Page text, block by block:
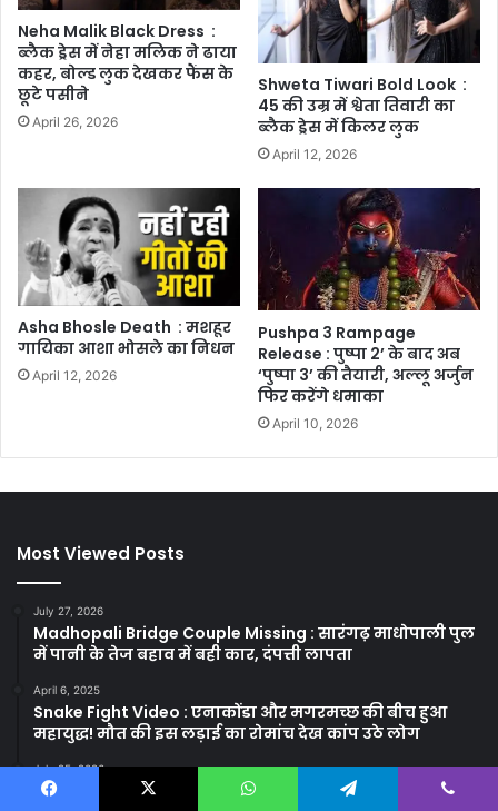
Neha Malik Black Dress :
ब्लैक ड्रेस में नेहा मलिक ने ढाया
कहर, बोल्ड लुक देखकर फैंस के
छूटे पसीने
April 26, 2026
Shweta Tiwari Bold Look :
45 की उम्र में श्वेता तिवारी का
ब्लैक ड्रेस में किलर लुक
April 12, 2026
Asha Bhosle Death : मशहूर
गायिका आशा भोसले का निधन
April 12, 2026
Pushpa 3 Rampage
Release : पुष्पा 2’ के बाद अब
‘पुष्पा 3’ की तैयारी, अल्लू अर्जुन
फिर करेंगे धमाका
April 10, 2026
Most Viewed Posts
July 27, 2026
Madhopali Bridge Couple Missing : सारंगढ़ माधोपाली पुल
में पानी के तेज बहाव में बही कार, दंपत्ती लापता
April 6, 2025
Snake Fight Video : एनाकोंडा और मगरमच्छ की बीच हुआ
महायुद्ध! मौत की इस लड़ाई का रोमांच देख कांप उठे लोग
July 25, 2026
CGPSC Jail Prahari Bharti 2026 : 11 साल बाद जेल प्रहरियों